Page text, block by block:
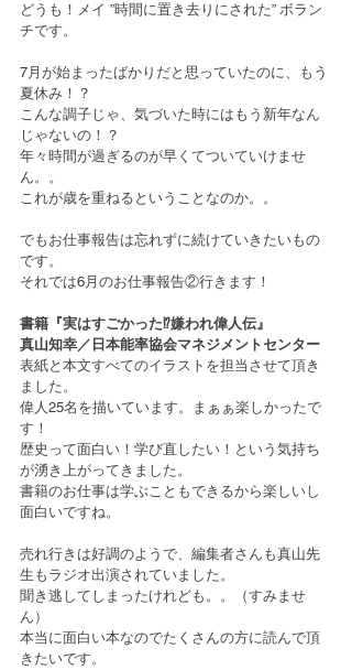
どうも！メイ ”時間に置き去りにされた” ボラン
チです。
7月が始まったばかりだと思っていたのに、もう
夏休み！？
こんな調子じゃ、気づいた時にはもう新年なん
じゃないの！？
年々時間が過ぎるのが早くてついていけませ
ん。。
これが歳を重ねるということなのか。。
でもお仕事報告は忘れずに続けていきたいもの
です。
それでは6月のお仕事報告②行きます！
書籍『実はすごかった⁉︎嫌われ偉人伝』
真山知幸／日本能率協会マネジメントセンター
表紙と本文すべてのイラストを担当させて頂き
ました。
偉人25名を描いています。まぁぁ楽しかったで
す！
歴史って面白い！学び直したい！という気持ち
が湧き上がってきました。
書籍のお仕事は学ぶこともできるから楽しいし
面白いですね。
売れ行きは好調のようで、編集者さんも真山先
生もラジオ出演されていました。
聞き逃してしまったけれども。。（すみませ
ん）
本当に面白い本なのでたくさんの方に読んで頂
きたいです。